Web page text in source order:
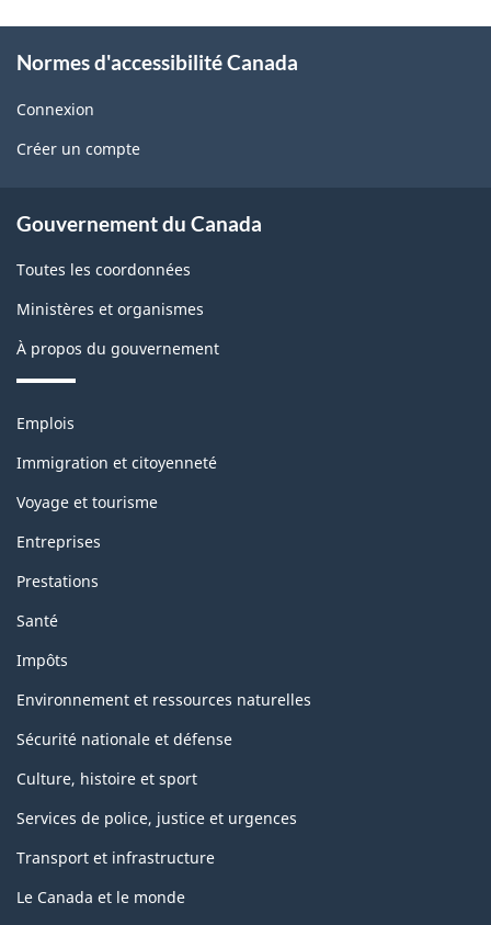
i
l
t
é
r
o
b
l
m
o
n
t
i
s
p
a
g
e
i
d
g
e
t
b
l
o
c
k
o
U
Normes d'accessibilité Canada
Connexion
Créer un compte
About
Gouvernement du Canada
Toutes les coordonnées
Ministères et organismes
À propos du gouvernement
Thèmes
sujets
Emplois
Immigration et citoyenneté
Voyage et tourisme
Entreprises
Prestations
Santé
Impôts
Environnement et ressources naturelles
Sécurité nationale et défense
Culture, histoire et sport
Services de police, justice et urgences
Transport et infrastructure
Le Canada et le monde